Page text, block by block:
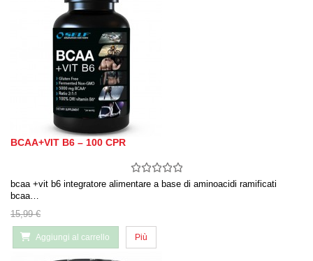
BCAA+VIT B6 – 100 CPR
bcaa +vit b6 integratore alimentare a base di aminoacidi ramificati
bcaa…
15,99 €
Aggiungi al carrello Più